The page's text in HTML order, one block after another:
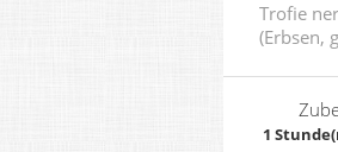
Trofie
(Erbsen,
1